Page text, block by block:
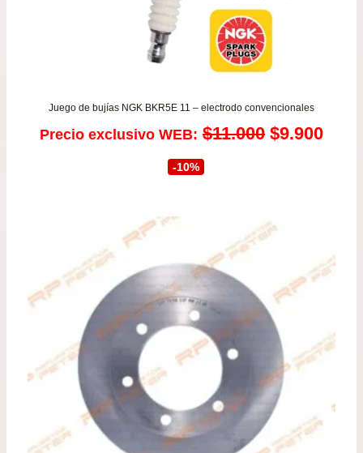
Juego de bujías NGK BKR5E 11 – electrodo convencionales
Precio exclusivo WEB: $11.000 El
era:
$11.000.
$9.900El
-10%